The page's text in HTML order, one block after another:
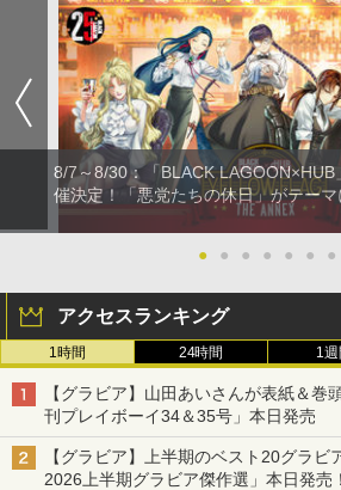
8/7～8/30：「BLACK LAGOON×HUB
催決定！「悪党たちの休日」がテーマ
● ● ● ● ● ● ●
アクセスランキング
1時間 24時間 1週
【グラビア】山田あいさんが表紙＆巻
刊プレイボーイ34＆35号」本日発売
【グラビア】上半期のベスト20グラビ
2026上半期グラビア傑作選」本日発売！